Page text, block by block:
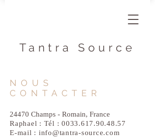
Tantra Source
NOUS
CONTACTER
24470 Champs - Romain, France
Raphael : Tél : 0033.617.90.48.57
E-mail : info@tantra-source.com